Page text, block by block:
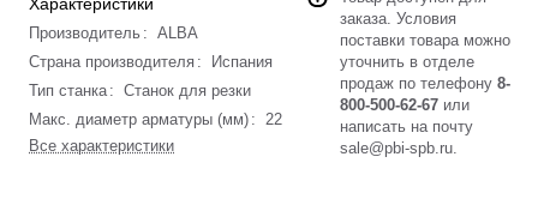
Производитель : ALBA
Страна производителя :
Испания
Тип станка : Станок для резки
Макс. диаметр арматуры (мм) : 22
Все характеристики
заказа. Условия
поставки товара можно
уточнить в отделе
продаж по телефону 8-
800-500-62-67 или
написать на почту
sale@pbi-spb.ru.